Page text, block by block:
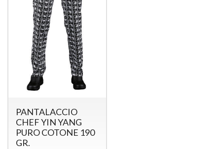
PANTALACCIO
CHEF YIN YANG
PURO COTONE 190
GR.